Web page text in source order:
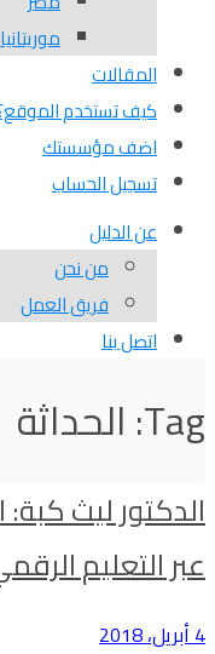
موريتانيا
المقالات
كيف تستخدم
اضف مؤسستك
تسجيل الحساب
عن الدليل
من نحن
فريق العمل
اتصل بنا
Tag: الحداثة
الدكتور ليث
عبر التعليم
4 أبريل، 2018